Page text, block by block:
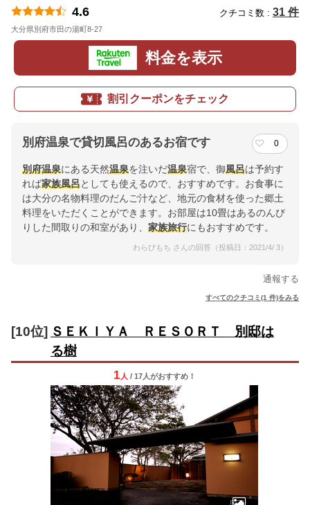
4.6 クチコミ数 : 31 件
大分県別府市田の湯町8-27
料金を表示
割引クーポンをチェック
別府温泉で貸切風呂のあるお宿です 0
別府温泉にある天然温泉を注いだ温泉宿で、御風呂は予約す
れば家族風呂としても使えるので、おすすめです。お食事に
は大分の名物料理のだんご汁など、地元の食材を使った郷土
料理をいただくことができます。お部屋は10畳はあるのんび
りした間取りの和室があり、 家族旅行にもおすすめです。
わらびもち さんの回答（投稿日：2021/4/ 3）
通報する
すべてのクチコミ(1 件)をみる
[10位] ＳＥＫＩＹＡ ＲＥＳＯＲＴ 別邸は
る樹
1 人 / 17人がおすすめ！